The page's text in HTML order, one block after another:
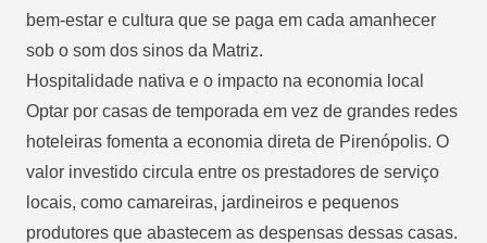
bem-estar e cultura que se paga em cada amanhecer
sob o som dos sinos da Matriz.
Hospitalidade nativa e o impacto na economia local
Optar por casas de temporada em vez de grandes redes
hoteleiras fomenta a economia direta de Pirenópolis. O
valor investido circula entre os prestadores de serviço
locais, como camareiras, jardineiros e pequenos
produtores que abastecem as despensas dessas casas.